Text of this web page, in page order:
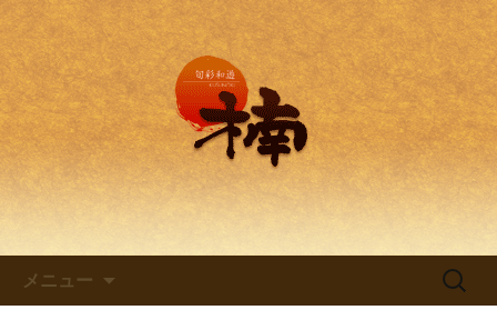
兵庫・西明石の創作和食料理
「旬彩和遊 楠～くすのき～」
兵庫・西明石の創作和食料理 旬彩和
遊 楠。
メニュー
検